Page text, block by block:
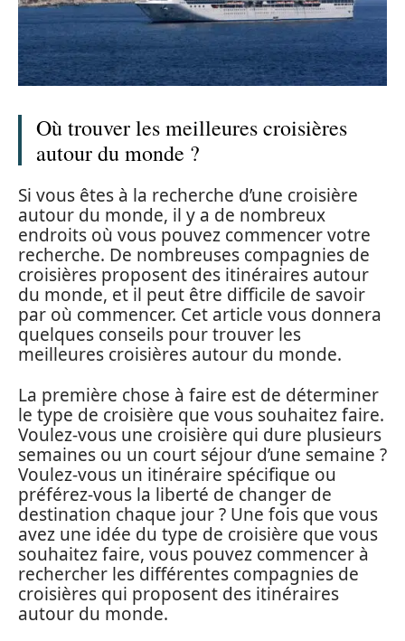
Où trouver les meilleures croisières
autour du monde ?
Si vous êtes à la recherche d’une croisière
autour du monde, il y a de nombreux
endroits où vous pouvez commencer votre
recherche. De nombreuses compagnies de
croisières proposent des itinéraires autour
du monde, et il peut être difficile de savoir
par où commencer. Cet article vous donnera
quelques conseils pour trouver les
meilleures croisières autour du monde.
La première chose à faire est de déterminer
le type de croisière que vous souhaitez faire.
Voulez-vous une croisière qui dure plusieurs
semaines ou un court séjour d’une semaine ?
Voulez-vous un itinéraire spécifique ou
préférez-vous la liberté de changer de
destination chaque jour ? Une fois que vous
avez une idée du type de croisière que vous
souhaitez faire, vous pouvez commencer à
rechercher les différentes compagnies de
croisières qui proposent des itinéraires
autour du monde.